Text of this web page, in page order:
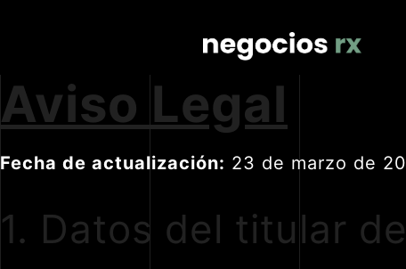
Aviso Legal
Fecha de actualización: 23 de marzo de
1. Datos del titular